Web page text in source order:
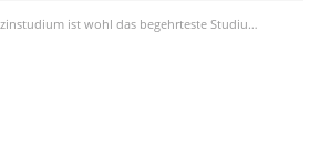
Das Medizinstudium ist wohl das begehrteste Studium, das es gibt. Auf relativ wenige...